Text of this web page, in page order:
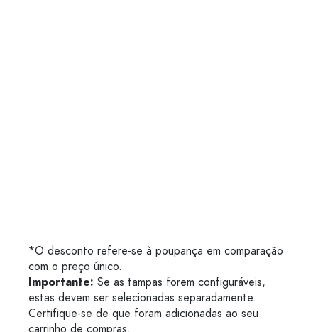
*O desconto refere-se à poupança em comparação
com o preço único.
Importante: Se as tampas forem configuráveis,
estas devem ser selecionadas separadamente.
Certifique-se de que foram adicionadas ao seu